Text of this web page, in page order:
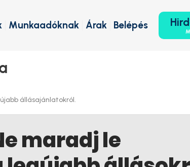
Belépés
Árak
Munkaadóknak
állásajánlatokról.
maradj le